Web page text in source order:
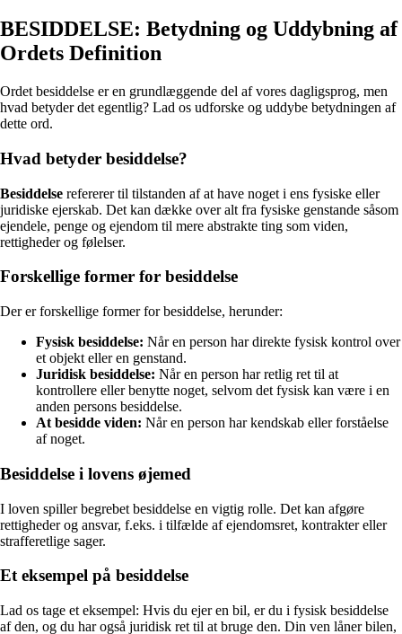
BESIDDELSE: Betydning og Uddybning af
Ordets Definition
Ordet besiddelse er en grundlæggende del af vores dagligsprog, men
hvad betyder det egentlig? Lad os udforske og uddybe betydningen af
dette ord.
Hvad betyder besiddelse?
Besiddelse refererer til tilstanden af at have noget i ens fysiske eller
juridiske ejerskab. Det kan dække over alt fra fysiske genstande såsom
ejendele, penge og ejendom til mere abstrakte ting som viden,
rettigheder og følelser.
Forskellige former for besiddelse
Der er forskellige former for besiddelse, herunder:
Fysisk besiddelse: Når en person har direkte fysisk kontrol over
et objekt eller en genstand.
Juridisk besiddelse: Når en person har retlig ret til at
kontrollere eller benytte noget, selvom det fysisk kan være i en
anden persons besiddelse.
At besidde viden: Når en person har kendskab eller forståelse
af noget.
Besiddelse i lovens øjemed
I loven spiller begrebet besiddelse en vigtig rolle. Det kan afgøre
rettigheder og ansvar, f.eks. i tilfælde af ejendomsret, kontrakter eller
strafferetlige sager.
Et eksempel på besiddelse
Lad os tage et eksempel: Hvis du ejer en bil, er du i fysisk besiddelse
af den, og du har også juridisk ret til at bruge den. Din ven låner bilen,